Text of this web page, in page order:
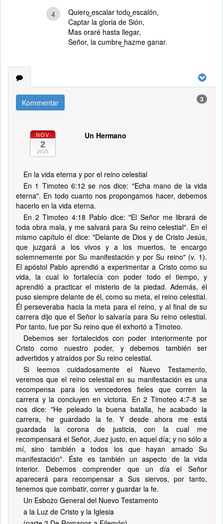
4
Quiero͜ escalar todo͜ escalón,
Captar la gloria de Sión,
Mas oraré hasta llegar,
Señor, la cumbre͜ hazme ganar.
Kommentar 3
NOV
2
2025
Un Hermano
En la vida eterna y por el reino celestial
En 1 Timoteo 6:12 se nos dice: "Echa mano de la vida
eterna". En todo cuanto nos propongamos hacer, debemos
hacerlo en la vida eterna.
En 2 Timoteo 4:18 Pablo dice: "El Señor me librará de
toda obra mala, y me salvará para Su reino celestial". En el
mismo capítulo él dice: "Delante de Dios y de Cristo Jesús,
que juzgará a los vivos y a los muertos, te encargo
solemnemente por Su manifestación y por Su reino" (v. 1).
El apóstol Pablo aprendió a experimentar a Cristo como su
vida, la cual lo fortalecía con poder todo el tiempo, y
aprendió a practicar el misterio de la piedad. Además, él
puso siempre delante de él, como su meta, el reino celestial.
Él perseveraba hacia la meta para el reino, y al final de su
carrera dijo que el Señor lo salvaría para Su reino celestial.
Por tanto, fue por Su reino que él exhortó a Timoteo.
Debemos ser fortalecidos con poder interiormente por
Cristo como nuestro poder, y debemos también ser
advertidos y atraídos por Su reino celestial.
Si leemos cuidadosamente el Nuevo Testamento,
veremos que el reino celestial en su manifestación es una
recompensa para los vencedores fieles que corren la
carrera y la concluyen en victoria. En 2 Timoteo 4:7-8 se
nos dice: "He peleado la buena batalla, he acabado la
carrera, he guardado la fe. Y desde ahora me está
guardada la corona de justicia, con la cual me
recompensará el Señor, Juez justo, en aquel día; y no sólo a
mí, sino también a todos los que hayan amado Su
manifestación". Éste es también un aspecto de la vida
interior. Debemos comprender que un día el Señor
aparecerá para recompensar a Sus siervos, por tanto,
tenemos que combatir, correr y guardar la fe.
Un Esbozo General del Nuevo Testamento
a la Luz de Cristo y la Iglesia